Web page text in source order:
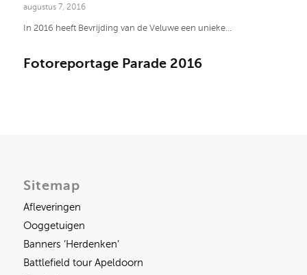
augustus 7, 2016
In 2016 heeft Bevrijding van de Veluwe een unieke…
Fotoreportage Parade 2016
Sitemap
Afleveringen
Ooggetuigen
Banners ‘Herdenken’
Battlefield tour Apeldoorn